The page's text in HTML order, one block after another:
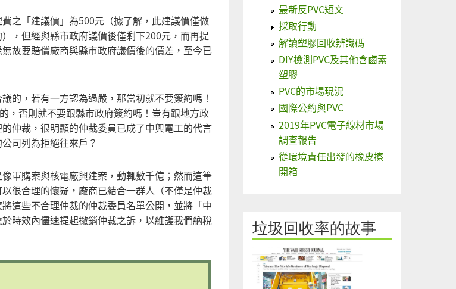
之「建議價」為500元（據了解，此建議價僅做
，但經與縣市政府議價後僅剩下200元，而再提
故要賠償廠商與縣市政府議價後的價差，至今已
的，若有一方認為過嚴，那當初就不要簽約嗎！
，否則就不要跟縣市政府簽約嗎！豈有跟地方政
仲裁，很明顯的仲裁委員已成了中興電工的代言
司列為拒絕往來戶？
軍購案與核電廠興建案，動輒數千億；然而這筆
很合理的懷疑，廠商已結合一群人（不僅是仲裁
這些不合理仲裁的仲裁委員名單公開，並將「中
時效內儘速提起撤銷仲裁之訴，以維護我們納稅
最新反PVC短文
採取行動
解讀塑膠回收辨識碼
DIY檢測PVC及其他含鹵素
塑膠
PVC的市場現況
國際公約與PVC
2019年PVC電子線材市場
調查報告
從環境責任出發的橡皮擦
開箱
垃圾回收率的故事